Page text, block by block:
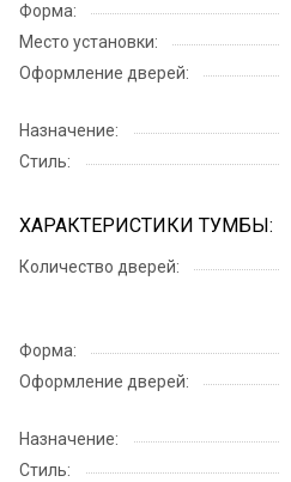
Форма:
Место установки:
Оформление дверей:
Назначение:
Стиль:
ХАРАКТЕРИСТИКИ ТУМБЫ:
Количество дверей:
Форма:
Оформление дверей:
Назначение:
Стиль: